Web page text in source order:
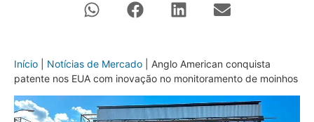
Início Notícias de Mercado
Anglo American conquista
patente nos EUA com inovação no monitoramento de moinhos